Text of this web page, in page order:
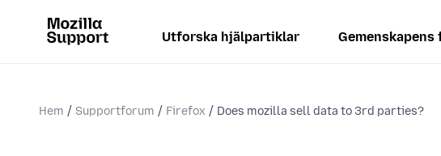
Utforska hjälpartiklar Gemenskapens
Hem Supportforum Firefox Does mozilla sell data to 3rd parties?